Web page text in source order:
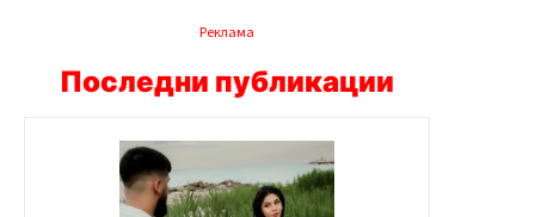
Реклама
Последни публикации